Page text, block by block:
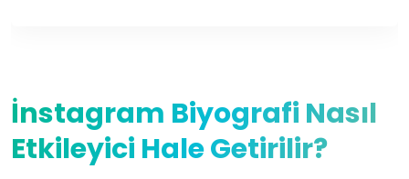
İnstagram Biyografi Nasıl
Etkileyici Hale Getirilir?